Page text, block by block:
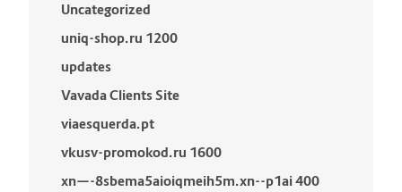
Uncategorized
uniq-shop.ru 1200
updates
Vavada Clients Site
viaesquerda.pt
vkusv-promokod.ru 1600
xn—-8sbema5aioiqmeih5m.xn--p1ai 400